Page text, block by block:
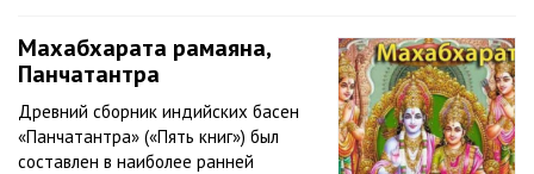
Махабхарата рамаяна,
Панчатантра
Древний сборник индийских басен
«Панчатантра» («Пять книг») был
составлен в наиболее ранней